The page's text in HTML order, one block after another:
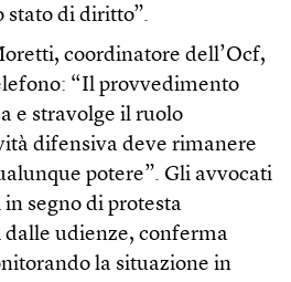
stato di diritto”.
coordinatore dell’Ocf,
“Il provvedimento
e stravolge il ruolo
difensiva deve rimanere
potere”. Gli avvocati
segno di protesta
dalle udienze, conferma
la situazione in